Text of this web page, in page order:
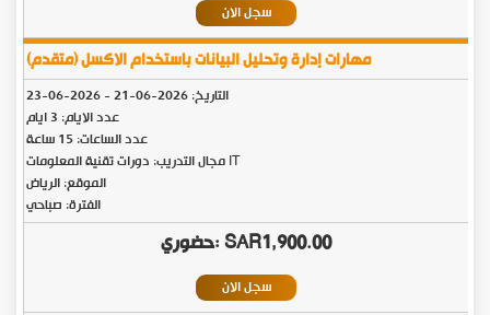
سجل الان
مهارات إدارة وتحليل البيانات باستخدام الاكسل (متقدم)
التاريخ:2026-06-21
-
2026-06-23
عدد الايام: 3 ايام
عدد الساعات: 15 ساعة
مجال التدريب: دورات تقنية المعلومات IT
الموقع: الرياض
الفترة: صباحي
SAR1,900.00
سجل الان